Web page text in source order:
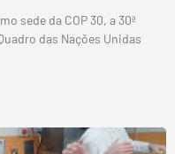
sede da COP 30, a 30ª
das Nações Unidas